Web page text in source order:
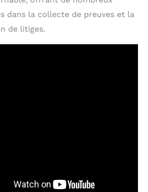
dans la collecte de preuves et la
de litiges.